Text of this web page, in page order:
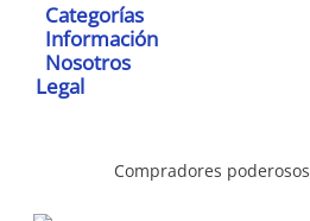
Categorías
Información
Nosotros
Legal
Compradores poderosos